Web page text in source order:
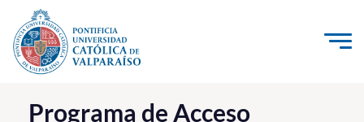
Click acá para ir directamente al contenido
La Universidad
Programa de Acceso